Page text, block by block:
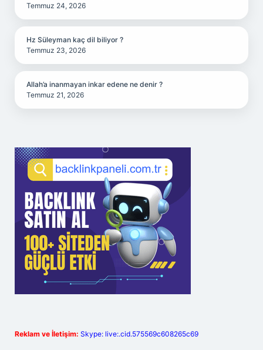
Temmuz 24, 2026
Hz Süleyman kaç dil biliyor ?
Temmuz 23, 2026
Allah’a inanmayan inkar edene ne denir ?
Temmuz 21, 2026
Reklam ve İletişim: Skype: live:.cid.575569c608265c69